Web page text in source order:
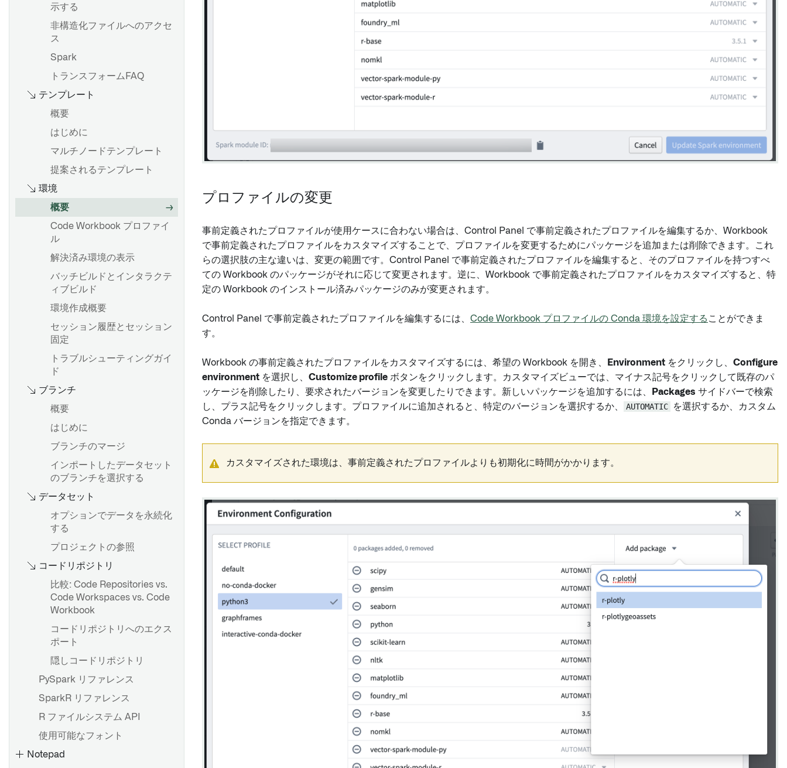
概要
はじめに
入力データセットのバージョ
ンを変更する
プロジェクト参照
Contour のロジックを
Pipeline Builder にエクスポ
ートする
概要
LIKE を使った検索パターン
構文とサポートされている関
数
配列関数
latest_calendar_week
ウィンドウ関数
分析の最適化
Contour の非決定性
用量
数式を使う
カードの索引
変換テーブル変換の目次
数式構文
Vega Plot
概要
オブジェクトセットのインポ
ートとエクスポート
オブジェクトセットのフィル
タリング
リンクされたオブジェクトの
インポート
オブジェクトセットの詳細探
オブジェクトを詳しく調べる
ためにチャートの選択を使う
概要
オブジェクトセットから時系
列データを作成する
time seriesの可視化
time series をトランスフォー
ムする
time series 集計
時間と値の範囲
時系列予測
概要
ダッシュボードの作成
ダッシュボードの公開と共有
分析内でダッシュボードを使
用する
Workshop モジュールに埋め
込む
Notepad ドキュメントに追加
Object View に埋め込む
Carbon ワークスペースに追
加する
Marketplace製品にQuiverダ
ッシュボードを追加する [ベー
タ]
テンプレートをダッシュボー
ドに変換する
示する
非構造化ファイルへのアクセ
ス
Spark
トランスフォームFAQ
テンプレート
概要
はじめに
マルチノードテンプレート
提案されるテンプレート
環境
概要
Code Workbook プロファイ
ル
解決済み環境の表示
バッチビルドとインタラクテ
ィブビルド
環境作成概要
セッション履歴とセッション
固定
トラブルシューティングガイ
ド
ブランチ
概要
はじめに
ブランチのマージ
インポートしたデータセット
のブランチを選択する
データセット
オプションでデータを永続化
する
プロジェクトの参照
コードリポジトリ
比較: Code Repositories vs.
Code Workspaces vs. Code
Workbook
コードリポジトリへのエクス
ポート
隠しコードリポジトリ
PySpark リファレンス
SparkR リファレンス
R ファイルシステム API
使用可能なフォント
Notepad
プロファイルの変更
事前定義されたプロファイルが使用ケースに合わない場合は、Control Panel で事前定義されたプロファイルを編集するか、Workbook
で事前定義されたプロファイルをカスタマイズすることで、プロファイルを変更するためにパッケージを追加または削除できます。これ
らの選択肢の主な違いは、変更の範囲です。Control Panel で事前定義されたプロファイルを編集すると、そのプロファイルを持つすべ
ての Workbook のパッケージがそれに応じて変更されます。逆に、Workbook で事前定義されたプロファイルをカスタマイズすると、特
定の Workbook のインストール済みパッケージのみが変更されます。
Control Panel で事前定義されたプロファイルを編集するには、 Code Workbook プロファイルの Conda 環境を設定する ことができま
す。
Workbook の事前定義されたプロファイルをカスタマイズするには、希望の Workbook を開き、 Environment をクリックし、 Configure
environment を選択し、 Customize profile ボタンをクリックします。カスタマイズビューでは、マイナス記号をクリックして既存のパ
ッケージを削除したり、要求されたバージョンを変更したりできます。新しいパッケージを追加するには、
Packages サイドバーで検索
し、プラス記号をクリックします。プロファイルに追加されると、特定のバージョンを選択するか、
AUTOMATIC
を選択するか、カスタム
Conda バージョンを指定できます。
カスタマイズされた環境は、事前定義されたプロファイルよりも初期化に時間がかかります。